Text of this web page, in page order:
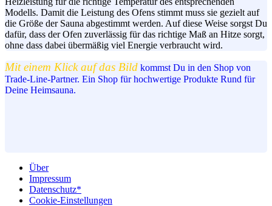
Modells. Damit die Leistung des Ofens stimmt muss sie gezielt auf
die Größe der Sauna abgestimmt werden. Auf diese Weise sorgst Du
dafür, dass der Ofen zuverlässig für das richtige Maß an Hitze sorgt,
ohne dass dabei übermäßig viel Energie verbraucht wird.
Mit einem Klick auf das Bild kommst Du in den Shop von
Trade-Line-Partner. Ein Shop für hochwertige Produkte Rund für
Deine Heimsauna.
Über
Impressum
Datenschutz*
Cookie-Einstellungen